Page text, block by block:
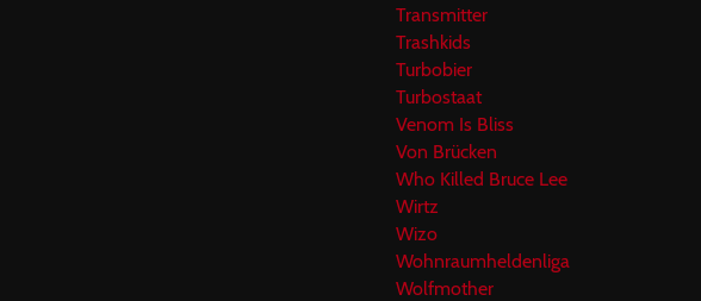
Transmitter
Trashkids
Turbobier
Turbostaat
Venom Is Bliss
Von Brücken
Who Killed Bruce Lee
Wirtz
Wizo
Wohnraumheldenliga
Wolfmother